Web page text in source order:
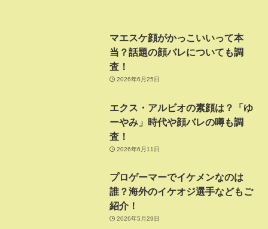
マエスケ顔がかっこいいって本
当？話題の顔バレについても調
査！
2026年6月25日
エクス・アルビオの素顔は？「ゆ
ーやみ」時代や顔バレの噂も調
査！
2026年6月11日
プロゲーマーでイケメンなのは
誰？海外のイケオジ選手などもご
紹介！
2026年5月29日